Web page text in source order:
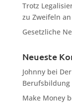
Trotz
zu Zweifeln
Gesetzliche
Neueste
Johnnybei
Berufsbildung
Make Money